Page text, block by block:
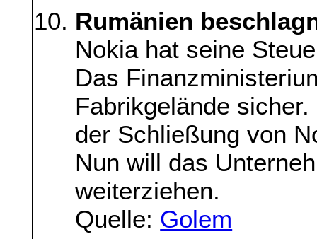
Rumänien
Nokia hat seine
Das
Fabrikgelände
der Schließung von
Nun will das
weiterziehen.
Quelle: Golem